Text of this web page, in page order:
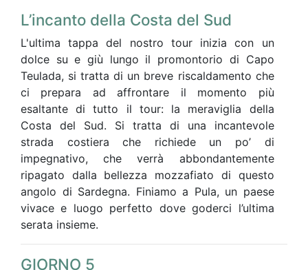
L’incanto della Costa del Sud
L'ultima tappa del nostro tour inizia con un
dolce su e giù lungo il promontorio di Capo
Teulada, si tratta di un breve riscaldamento che
ci prepara ad affrontare il momento più
esaltante di tutto il tour: la meraviglia della
Costa del Sud. Si tratta di una incantevole
strada costiera che richiede un po’ di
impegnativo, che verrà abbondantemente
ripagato dalla bellezza mozzafiato di questo
angolo di Sardegna. Finiamo a Pula, un paese
vivace e luogo perfetto dove goderci l’ultima
serata insieme.
GIORNO 5